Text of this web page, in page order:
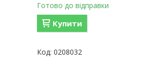
Готово до відправки
Купити
0208032